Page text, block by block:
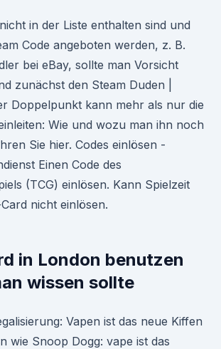
in der Liste enthalten sind und
Code angeboten werden, z. B.
bei eBay, sollte man Vorsicht
zunächst den Steam Duden |
Doppelpunkt kann mehr als nur die
Wie und wozu man ihn noch
Sie hier. Codes einlösen -
Einen Code des
(TCG) einlösen. Kann Spielzeit
nicht einlösen.
in London benutzen
wissen sollte
Vapen ist das neue Kiffen
wie Snoop Dogg: vape ist das